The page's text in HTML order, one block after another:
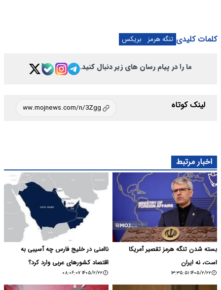
کلمات کلیدی تنگه هرمز بریکس
ما را در پیام رسان های زیر دنبال کنید.
لینک کوتاه
اخبار مرتبط
بسته شدن تنگه هرمز تقصیر آمریکا
است، نه ایران
۱۴۰۵/۲/۲۲ ۱۳:۳۵:۵۱
ناامنی در خلیج فارس چه آسیبی به
اقتصاد کشورهای عربی وارد کرد؟
۱۴۰۵/۲/۲۲ ۰۸:۰۶:۰۷